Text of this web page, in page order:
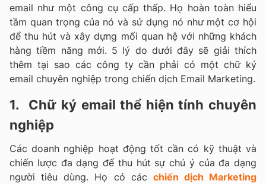
email như một công cụ cấp thấp. Họ hoàn toàn hiểu
tầm quan trọng của nó và sử dụng nó như một cơ hội
để thu hút và xây dựng mối quan hệ với những khách
hàng tiềm năng mới. 5 lý do dưới đây sẽ giải thích
thêm tại sao các công ty cần phải có một chữ ký
email chuyên nghiệp trong chiến dịch Email Marketing.
1. Chữ ký email thể hiện tính chuyên
nghiệp
Các doanh nghiệp hoạt động tốt cần có kỹ thuật và
chiến lược đa dạng để thu hút sự chú ý của đa dạng
người tiêu dùng. Họ có các chiến dịch Marketing